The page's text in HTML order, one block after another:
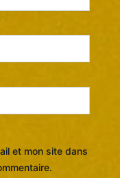
et mon site dans